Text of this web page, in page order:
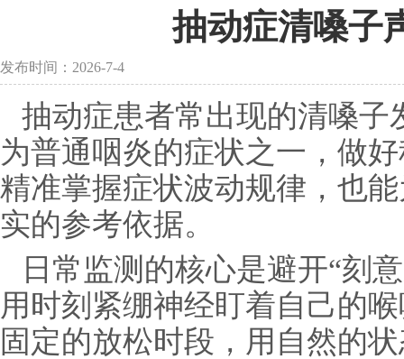
抽动症清嗓子
发布时间：2026-7-4
抽动症患者常出现的清嗓
为普通咽炎的症状之一，做
精准掌握症状波动规律，也
实的参考依据。
日常监测的核心是避开“刻
用时刻紧绷神经盯着自己的
固定的放松时段，用自然的